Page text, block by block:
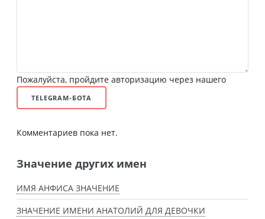
Пожалуйста, пройдите авторизацию через нашего
TELEGRAM-БОТА
Комментариев пока нет.
Значение других имен
ИМЯ АНФИСА ЗНАЧЕНИЕ
ЗНАЧЕНИЕ ИМЕНИ АНАТОЛИЙ ДЛЯ ДЕВОЧКИ